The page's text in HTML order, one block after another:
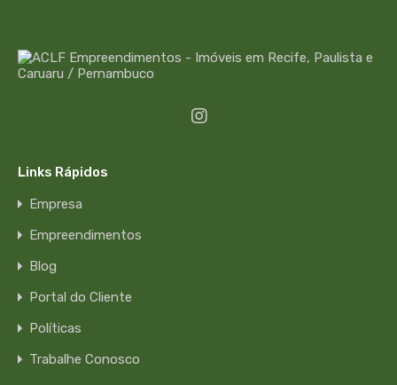
Links Rápidos
Empresa
Empreendimentos
Blog
Portal do Cliente
Políticas
Trabalhe Conosco